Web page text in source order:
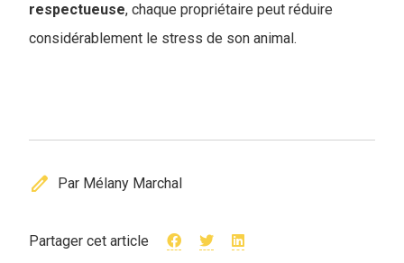
respectueuse, chaque propriétaire peut réduire
considérablement le stress de son animal.
edit Par Mélany Marchal
Partager cet article